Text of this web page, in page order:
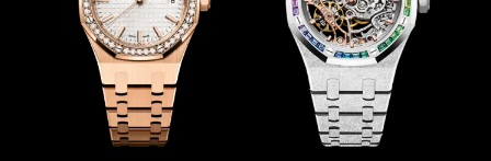
לבחור
את
האפשרויות
בעמוד
המוצר
את
האפשרויות
בעמוד
המוצר